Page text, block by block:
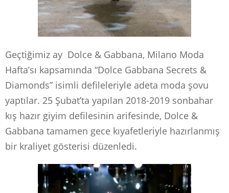
Geçtiğimiz ay Dolce & Gabbana, Milano Moda
Hafta’sı kapsamında “Dolce Gabbana Secrets &
Diamonds” isimli defileleriyle adeta moda şovu
yaptılar. 25 Şubat’ta yapılan 2018-2019 sonbahar
kış hazır giyim defilesinin arifesinde, Dolce &
Gabbana tamamen gece kıyafetleriyle hazırlanmış
bir kraliyet gösterisi düzenledi.